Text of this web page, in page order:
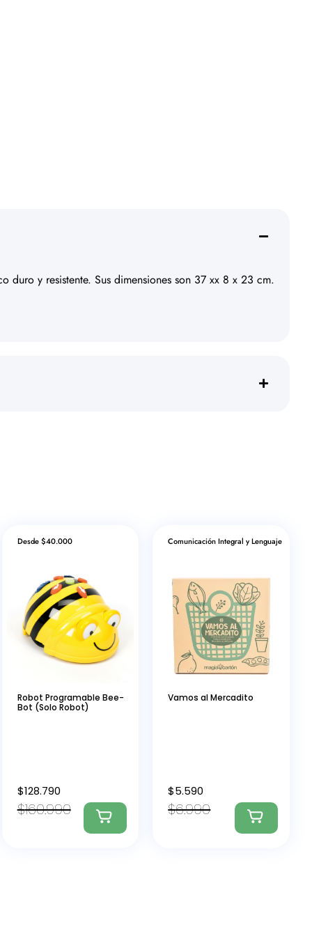
duro y resistente. Sus dimensiones son 37 xx 8 x 23 cm.
Desde $40.000
Robot Programable Bee-
Bot (Solo Robot)
$160.990
$128.790
Comunicación Integral y Lenguaje
Vamos al Mercadito
$6.990
$5.590